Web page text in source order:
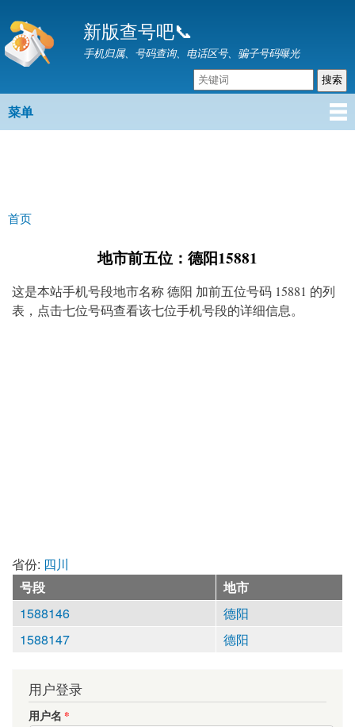
转
到
要
容
新版查号吧📞
手机归属、号码查询、电话区号、骗子号码曝光
主菜单
菜单
你在这里
首页
地市前五位：德阳15881
这是本站手机号段地市名称 德阳 加前五位号码 15881 的列
表，点击七位号码查看该七位手机号段的详细信息。
省份: 四川
号段
地市
1588146
德阳
1588147
德阳
用户登录
用户名 *